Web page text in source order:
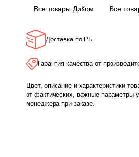
Все товары ДиКом Все
Доставка по РБ
Гарантия качества от
Цвет, описание и характеристики
от фактических, важные параметры
менеджера при заказе.